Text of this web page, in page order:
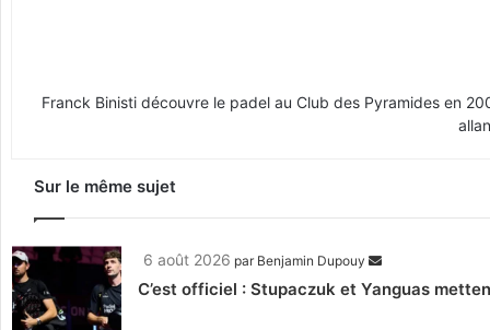
Franck Binisti découvre le padel au Club des Pyramides en
Sur le même sujet
6 août 2026 par Benjamin Dupouy
C’est officiel : Stupaczuk et Yanguas